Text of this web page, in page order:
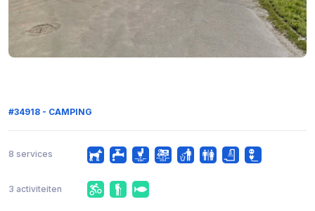
#34918 - CAMPING
8 services
3 activiteiten